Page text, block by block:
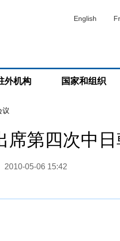
English
外机构 国家和组织
议
席第四次中
2010-05-06 15:42